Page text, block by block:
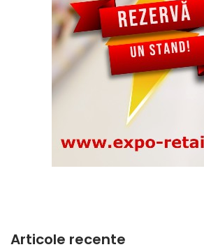
Articole recente